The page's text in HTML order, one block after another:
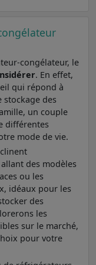
congélateur, le
. En effet,
qui répond à
stockage des
un couple
différentes
mode de vie.
des modèles
ou les
idéaux pour les
des
les
sur le marché,
pour votre